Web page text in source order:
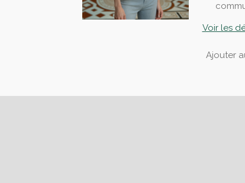
Voir les
Ajouter